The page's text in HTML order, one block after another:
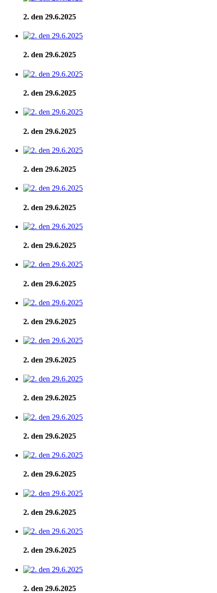
2. den 29.6.2025
2. den 29.6.2025
2. den 29.6.2025
2. den 29.6.2025
2. den 29.6.2025
2. den 29.6.2025
2. den 29.6.2025
2. den 29.6.2025
2. den 29.6.2025
2. den 29.6.2025
2. den 29.6.2025
2. den 29.6.2025
2. den 29.6.2025
2. den 29.6.2025
2. den 29.6.2025
2. den 29.6.2025